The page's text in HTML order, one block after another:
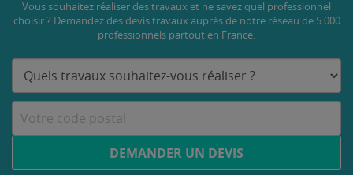
Vous souhaitez réaliser des travaux et ne savez quel professionnel
choisir ? Demandez des devis travaux auprès de notre réseau de 5 000
professionnels partout en France.
DEMANDER UN DEVIS